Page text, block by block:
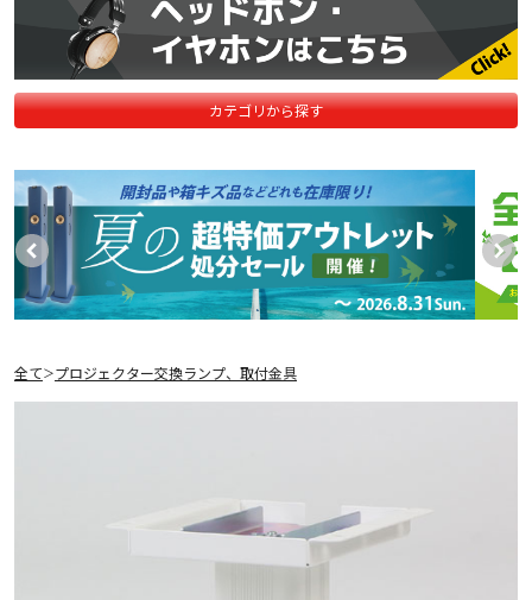
カテゴリから探す
全て＞プロジェクター交換ランプ、取付金具